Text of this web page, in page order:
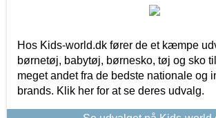
Hos Kids-world.dk fører de et kæmpe
børnetøj, babytøj, børnesko, tøj og sko
meget andet fra de bedste nationale og
brands. Klik her for at se deres udvalg.